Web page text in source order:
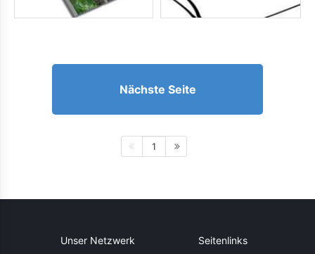
Nächste Seite
1
Unser Netzwerk Seitenlinks